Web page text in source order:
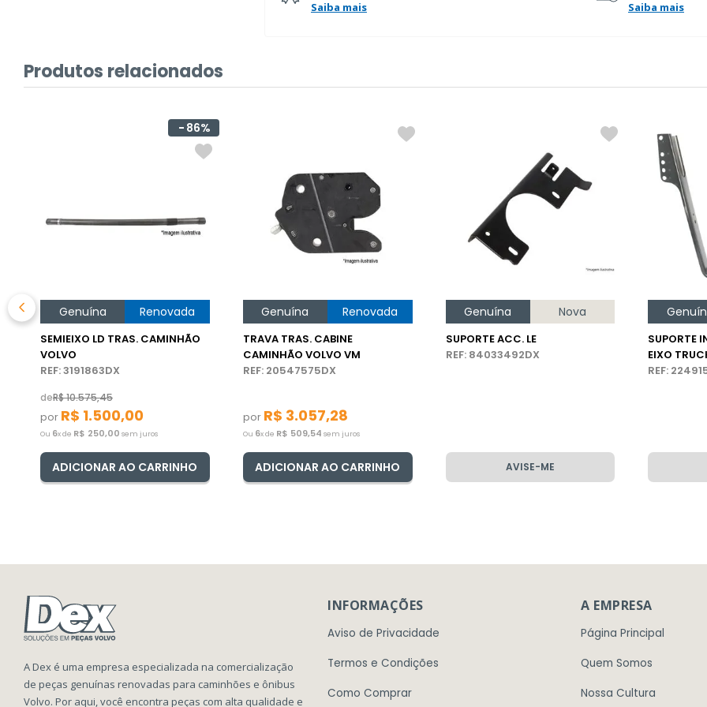
Saiba mais
Saiba mais
Produtos relacionados
86%
Genuína Renovada
SEMIEIXO LD TRAS. CAMINHÃO
VOLVO
REF: 3191863DX
deR$10.575,45
por R$ 1.500,00
Ou 6x de R$ 250,00 sem juros
ADICIONAR AO CARRINHO
Genuína Renovada
TRAVA TRAS. CABINE
CAMINHÃO VOLVO VM
REF: 20547575DX
por R$ 3.057,28
Ou 6x de R$ 509,54 sem juros
ADICIONAR AO CARRINHO
Genuína Nova
SUPORTE ACC. LE
REF: 84033492DX
AVISE-ME
SUPORTE
EIXO
REF:
A Dex é uma empresa especializada na comercialização
de peças genuínas renovadas para caminhões e ônibus
Volvo. Por aqui, você encontra peças com alta qualidade e
INFORMAÇÕES
Aviso de Privacidade
Termos e Condições
Como Comprar
A EMPRESA
Página Principal
Quem Somos
Nossa Cultura